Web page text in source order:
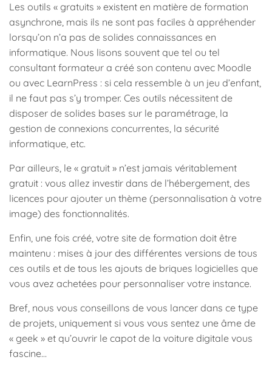
Les outils « gratuits » existent en matière de formation
asynchrone, mais ils ne sont pas faciles à appréhender
lorsqu’on n’a pas de solides connaissances en
informatique. Nous lisons souvent que tel ou tel
consultant formateur a créé son contenu avec Moodle
ou avec LearnPress : si cela ressemble à un jeu d’enfant,
il ne faut pas s’y tromper. Ces outils nécessitent de
disposer de solides bases sur le paramétrage, la
gestion de connexions concurrentes, la sécurité
informatique, etc.
Par ailleurs, le « gratuit » n’est jamais véritablement
gratuit : vous allez investir dans de l’hébergement, des
licences pour ajouter un thème (personnalisation à votre
image) des fonctionnalités.
Enfin, une fois créé, votre site de formation doit être
maintenu : mises à jour des différentes versions de tous
ces outils et de tous les ajouts de briques logicielles que
vous avez achetées pour personnaliser votre instance.
Bref, nous vous conseillons de vous lancer dans ce type
de projets, uniquement si vous vous sentez une âme de
« geek » et qu’ouvrir le capot de la voiture digitale vous
fascine…